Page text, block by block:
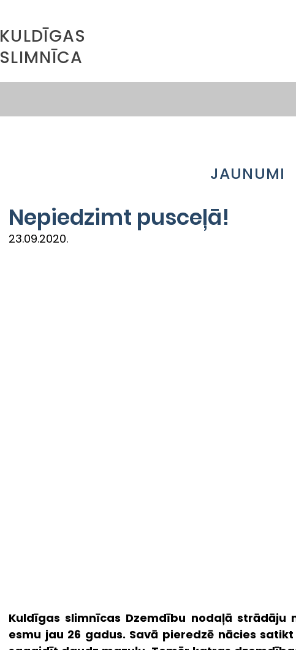
KULDĪGAS
SLIMNĪCA
JAUNUMI
Nepiedzimt pusceļā!
23.09.2020.
Kuldīgas slimnīcas Dzemdību nodaļā strādāju
esmu jau 26 gadus. Savā pieredzē nācies